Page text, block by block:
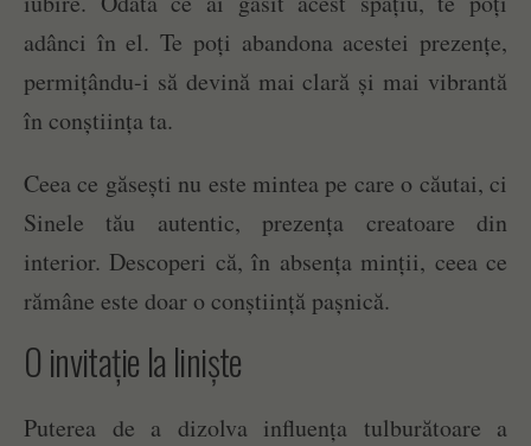
adânci în el. Te poți abandona acestei prezențe,
permițându-i să devină mai clară și mai vibrantă
în conștiința ta.
Ceea ce găsești nu este mintea pe care o căutai, ci
Sinele tău autentic, prezența creatoare din
interior. Descoperi că, în absența minții, ceea ce
rămâne este doar o conștiință pașnică.
O invitație la liniște
Puterea de a dizolva influența tulburătoare a